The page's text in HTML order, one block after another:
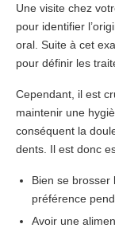
Une visite chez
pour identifier
oral. Suite à cet
pour définir les
Cependant, il est
maintenir une
conséquent la
dents. Il est donc
Bien se brosser
préférence
Avoir une